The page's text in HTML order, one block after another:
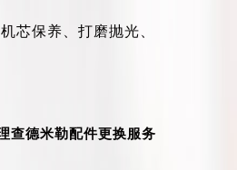
机芯保养、 打磨抛光、
查德米勒配件更换服务